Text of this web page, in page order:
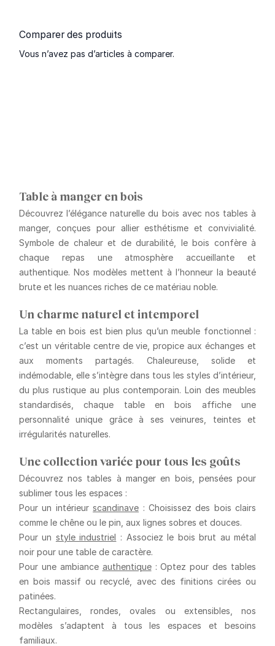
Comparer des produits
Vous n’avez pas d’articles à comparer.
Table à manger en bois
Découvrez l’élégance naturelle du bois avec nos tables à
manger, conçues pour allier esthétisme et convivialité.
Symbole de chaleur et de durabilité, le bois confère à
chaque repas une atmosphère accueillante et
authentique. Nos modèles mettent à l’honneur la beauté
brute et les nuances riches de ce matériau noble.
Un charme naturel et intemporel
La table en bois est bien plus qu’un meuble fonctionnel :
c’est un véritable centre de vie, propice aux échanges et
aux moments partagés. Chaleureuse, solide et
indémodable, elle s’intègre dans tous les styles d’intérieur,
du plus rustique au plus contemporain. Loin des meubles
standardisés, chaque table en bois affiche une
personnalité unique grâce à ses veinures, teintes et
irrégularités naturelles.
Une collection variée pour tous les goûts
Découvrez nos tables à manger en bois, pensées pour
sublimer tous les espaces :
Pour un intérieurscandinave : Choisissez des bois clairs
comme le chêne ou le pin, aux lignes sobres et douces.
Pour un style industriel : Associez le bois brut au métal
noir pour une table de caractère.
Pour une ambiance authentique: Optez pour des tables
en bois massif ou recyclé, avec des finitions cirées ou
patinées.
Rectangulaires, rondes, ovales ou extensibles, nos
modèles s’adaptent à tous les espaces et besoins
familiaux.